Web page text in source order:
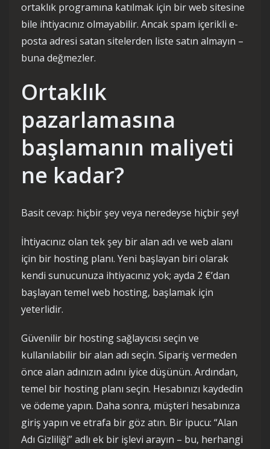
ortaklık programına katılmak için bir web sitesine
bile ihtiyacınız olmayabilir. Ancak spam içerikli e-
posta adresi satan sitelerden liste satın almayın –
buna değmezler.
Ortaklık
pazarlamasına
başlamanın maliyeti
ne kadar?
Basit cevap: hiçbir şey veya neredeyse hiçbir şey!
İhtiyacınız olan tek şey bir alan adı ve web alanı
için bir hosting planı. Yeni başlayan biri olarak
kendi sunucunuza ihtiyacınız yok; ayda 2 €’dan
başlayan temel web hosting, başlamak için
yeterlidir.
Güvenilir bir hosting sağlayıcısı seçin ve
kullanılabilir bir alan adı seçin. Sipariş vermeden
önce alan adınızın adını iyice düşünün. Ardından,
temel bir hosting planı seçin. Hesabınızı kaydedin
ve ödeme yapın. Daha sonra, müşteri hesabınıza
giriş yapın ve etrafa bir göz atın. Bir ipucu: “Alan
Adı Gizliliği” adlı ek bir işlevi arayın – bu, herhangi